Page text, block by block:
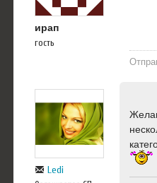
ирап
гость
Ledi